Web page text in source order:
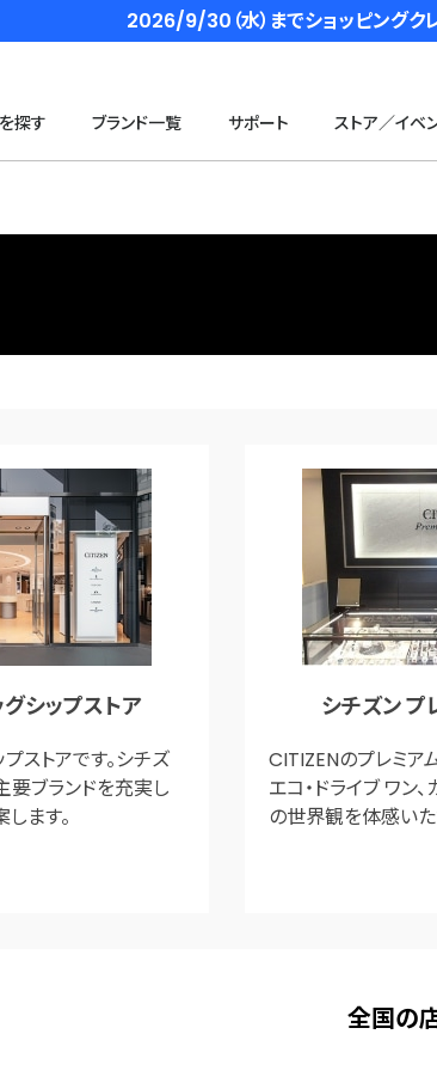
2026/9/30（水）までショッピングク
探す ブランド一覧 サポート ストア／イベ
シップストア
ストアです。シチズ
要ブランドを充実し
ます。
シチズン プ
CITIZENのプレミアム
エコ・ドライブ ワン
の世界観を体感いた
全国の